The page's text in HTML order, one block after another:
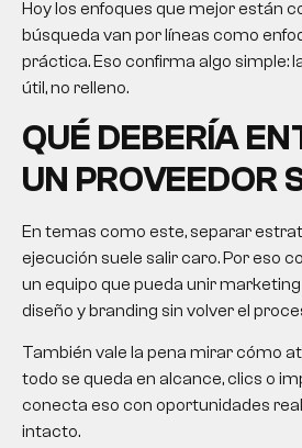
Hoy los enfoques que mejor están
búsqueda van por líneas como
práctica. Eso confirma algo simple:
útil, no relleno.
QUÉ DEBERÍA
UN PROVEEDOR
En temas como este, separar
ejecución suele salir caro. Por eso
un equipo que pueda unir
diseño y branding sin volver el
También vale la pena mirar cómo
todo se queda en alcance, clics o
conecta eso con oportunidades
intacto.